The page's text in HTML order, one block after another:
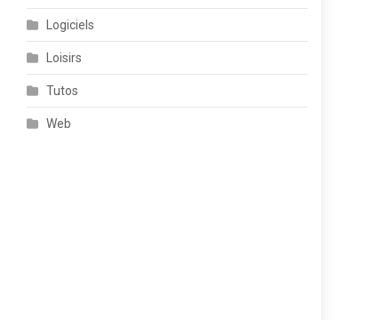
Logiciels
Loisirs
Tutos
Web